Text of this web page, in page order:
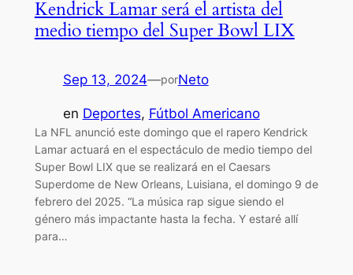
Kendrick Lamar será el artista del
medio tiempo del Super Bowl LIX
Sep 13, 2024—porNeto
en Deportes, Fútbol Americano
La NFL anunció este domingo que el rapero Kendrick
Lamar actuará en el espectáculo de medio tiempo del
Super Bowl LIX que se realizará en el Caesars
Superdome de New Orleans, Luisiana, el domingo 9 de
febrero del 2025. “La música rap sigue siendo el
género más impactante hasta la fecha. Y estaré allí
para…